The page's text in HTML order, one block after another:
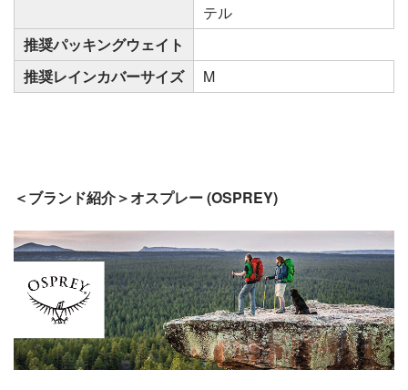
テル
推奨パッキングウェイト
推奨レインカバーサイズ
M
＜ブランド紹介＞オスプレー (OSPREY)